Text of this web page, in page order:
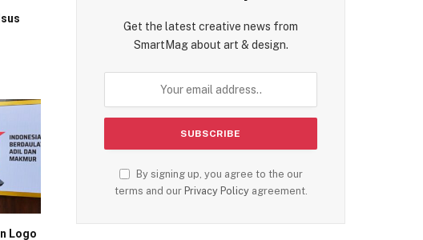
Logo
Get the latest creative news from
SmartMag about art & design.
By signing up, you agree to the our
terms and our Privacy Policyagreement.